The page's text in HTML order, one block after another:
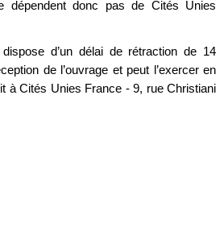
dépendent donc pas de Cités Unies
dispose d’un délai de rétraction de 14
de l’ouvrage et peut l’exercer en
à Cités Unies France - 9, rue Christiani